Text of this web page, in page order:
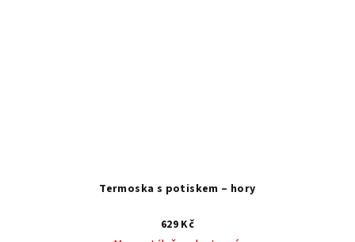
Termoska s potiskem – hory
629 Kč